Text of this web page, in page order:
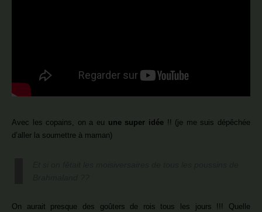
Avec les copains, on a eu une super idée!! (je me suis dépêchée
d’aller la soumettre à maman)
On aurait presque des goûters de rois tous les jours !!! Quelle